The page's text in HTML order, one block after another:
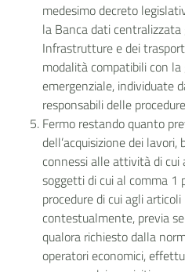
medesimo decreto
la Banca dati
Infrastrutture e dei
modalità compatibili con
emergenziale, individuate
responsabili delle
Fermo restando quanto
dell’acquisizione dei
connessi alle attività di
soggetti di cui al comma 1
procedure di cui agli
contestualmente, previa
qualora richiesto dalla
operatori economici,